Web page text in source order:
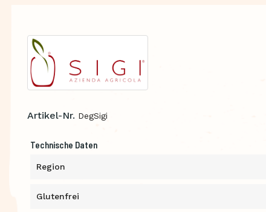
Artikel-Nr. DegSigi
Technische Daten
Region
Glutenfrei